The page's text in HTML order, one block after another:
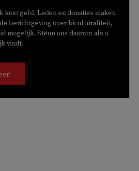
kost geld. Leden en donaties maken
berichtgeving over biculturaliteit,
mogelijk. Steun ons daarom als u
vindt.